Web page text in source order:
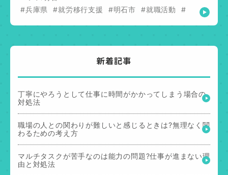
#兵庫県
#就労移行支援 #明石市 #就職活動 #
新着記事
丁寧にやろうとして仕事に時間がかかってしまう場合の
対処法
職場の人との関わりが難しいと感じるときは?無理なく関
わるための考え方
マルチタスクが苦手なのは能力の問題?仕事が進まない理
由と対処法